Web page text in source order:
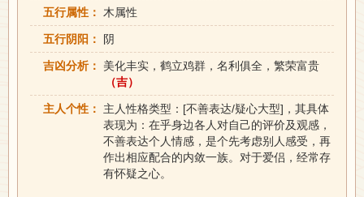
五行属性： 木属性
五行阴阳： 阴
吉凶分析：
美化丰实，鹤立鸡群，名利俱全，繁荣富贵
（吉）
主人个性：
主人性格类型：[不善表达/疑心大型]，其具体
表现为：在乎身边各人对自己的评价及观感，
不善表达个人情感，是个先考虑别人感受，再
作出相应配合的内敛一族。对于爱侣，经常存
有怀疑之心。